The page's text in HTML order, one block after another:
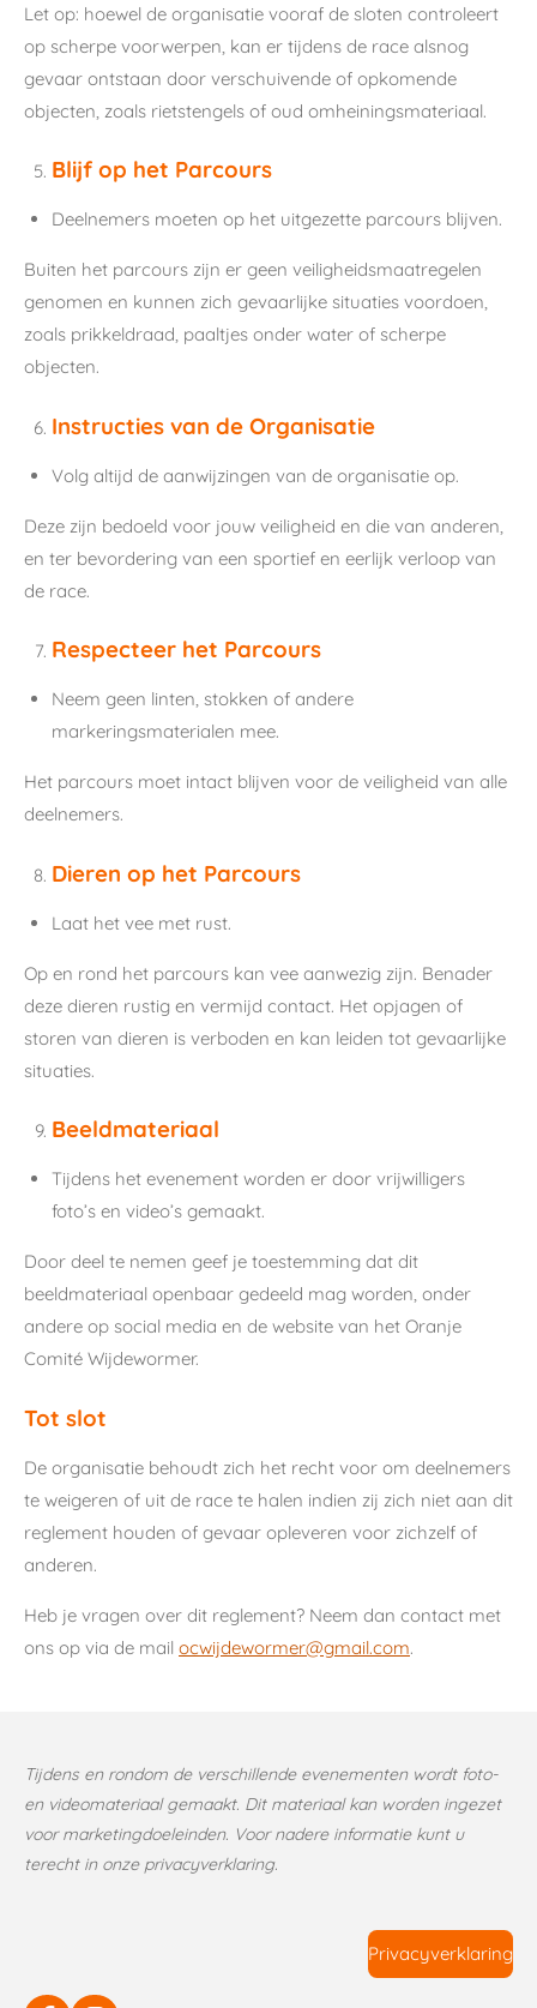
Let op: hoewel de organisatie vooraf de sloten controleert
op scherpe voorwerpen, kan er tijdens de race alsnog
gevaar ontstaan door verschuivende of opkomende
objecten, zoals rietstengels of oud omheiningsmateriaal.
Blijf op het Parcours
Deelnemers moeten op het uitgezette parcours blijven.
Buiten het parcours zijn er geen veiligheidsmaatregelen
genomen en kunnen zich gevaarlijke situaties voordoen,
zoals prikkeldraad, paaltjes onder water of scherpe
objecten.
Instructies van de Organisatie
Volg altijd de aanwijzingen van de organisatie op.
Deze zijn bedoeld voor jouw veiligheid en die van anderen,
en ter bevordering van een sportief en eerlijk verloop van
de race.
Respecteer het Parcours
Neem geen linten, stokken of andere
markeringsmaterialen mee.
Het parcours moet intact blijven voor de veiligheid van alle
deelnemers.
Dieren op het Parcours
Laat het vee met rust.
Op en rond het parcours kan vee aanwezig zijn. Benader
deze dieren rustig en vermijd contact. Het opjagen of
storen van dieren is verboden en kan leiden tot gevaarlijke
situaties.
Beeldmateriaal
Tijdens het evenement worden er door vrijwilligers
foto’s en video’s gemaakt.
Door deel te nemen geef je toestemming dat dit
beeldmateriaal openbaar gedeeld mag worden, onder
andere op social media en de website van het Oranje
Comité Wijdewormer.
Tot slot
De organisatie behoudt zich het recht voor om deelnemers
te weigeren of uit de race te halen indien zij zich niet aan dit
reglement houden of gevaar opleveren voor zichzelf of
anderen.
Heb je vragen over dit reglement? Neem dan contact met
ons op via de mail ocwijdewormer@gmail.com.
Tijdens en rondom de verschillende evenementen wordt foto-
en videomateriaal gemaakt. Dit materiaal kan worden ingezet
voor marketingdoeleinden. Voor nadere informatie kunt u
terecht in onze privacyverklaring.
Privacyverklaring